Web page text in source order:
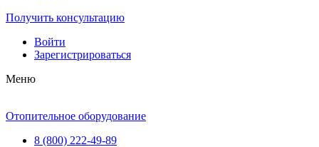
Получить консультацию
Войти
Зарегистрироваться
Меню
Отопительное оборудование
8 (800) 222-49-89